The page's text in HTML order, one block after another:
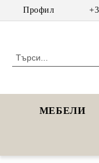
Профил
МЕБЕЛИ